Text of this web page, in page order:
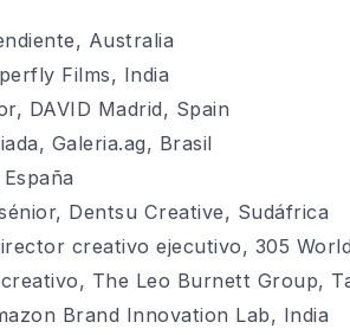
Australia
Films, India
DAVID Madrid, Spain
Galeria.ag, Brasil
Dentsu Creative, Sudáfrica
creativo ejecutivo, 305
The Leo Burnett Group,
Brand Innovation Lab, India